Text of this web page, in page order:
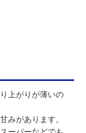
上がりが薄いの
みがあります。